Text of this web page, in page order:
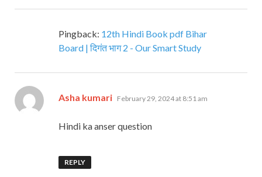
Pingback: 12th Hindi Book pdf Bihar
Board | दिगंत भाग 2 - Our Smart Study
Asha kumari says:
February 29, 2024 at 8:51 am
Hindi ka anser question
REPLY